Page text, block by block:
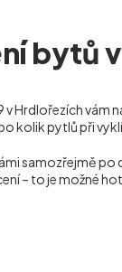
bytů
v Hrdlořezích vám
kolik pytlů při
samozřejmě po
– to je možné